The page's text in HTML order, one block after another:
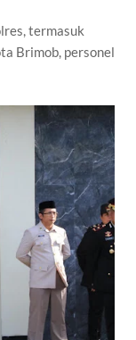
termasuk
Brimob, personel